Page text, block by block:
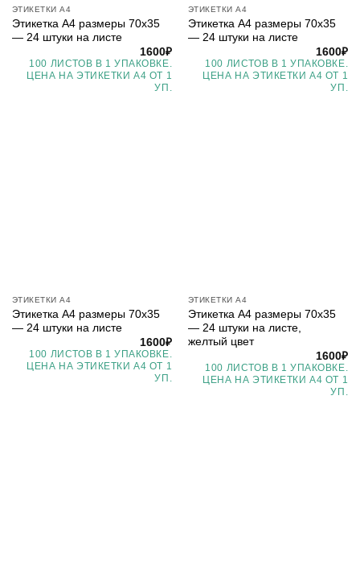
ЭТИКЕТКИ А4
Этикетка А4 размеры 70х35
— 24 штуки на листе
1600₽
100 ЛИСТОВ В 1 УПАКОВКЕ.
ЦЕНА НА ЭТИКЕТКИ А4 ОТ 1
УП.
ЭТИКЕТКИ А4
Этикетка А4 размеры 70х35
— 24 штуки на листе
1600₽
100 ЛИСТОВ В 1 УПАКОВКЕ.
ЦЕНА НА ЭТИКЕТКИ А4 ОТ 1
УП.
ЭТИКЕТКИ А4
Этикетка А4 размеры 70х35
— 24 штуки на листе
1600₽
100 ЛИСТОВ В 1 УПАКОВКЕ.
ЦЕНА НА ЭТИКЕТКИ А4 ОТ 1
УП.
ЭТИКЕТКИ А4
Этикетка А4 размеры 70х35
— 24 штуки на листе,
желтый цвет
1600₽
100 ЛИСТОВ В 1 УПАКОВКЕ.
ЦЕНА НА ЭТИКЕТКИ А4 ОТ 1
УП.